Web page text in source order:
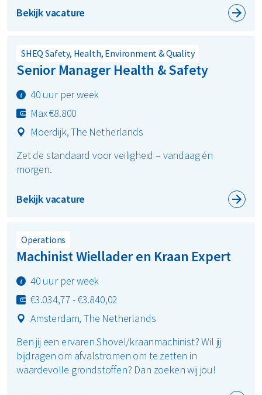
Bekijk vacature
SHEQ Safety, Health, Environment & Quality
Senior Manager Health & Safety
40 uur per week
Max €8.800
Moerdijk, The Netherlands
Zet de standaard voor veiligheid – vandaag én
morgen.
Bekijk vacature
Operations
Machinist Wiellader en Kraan Expert
40 uur per week
€3.034,77 - €3.840,02
Amsterdam, The Netherlands
Ben jij een ervaren Shovel/kraanmachinist? Wil jij
bijdragen om afvalstromen om te zetten in
waardevolle grondstoffen? Dan zoeken wij jou!